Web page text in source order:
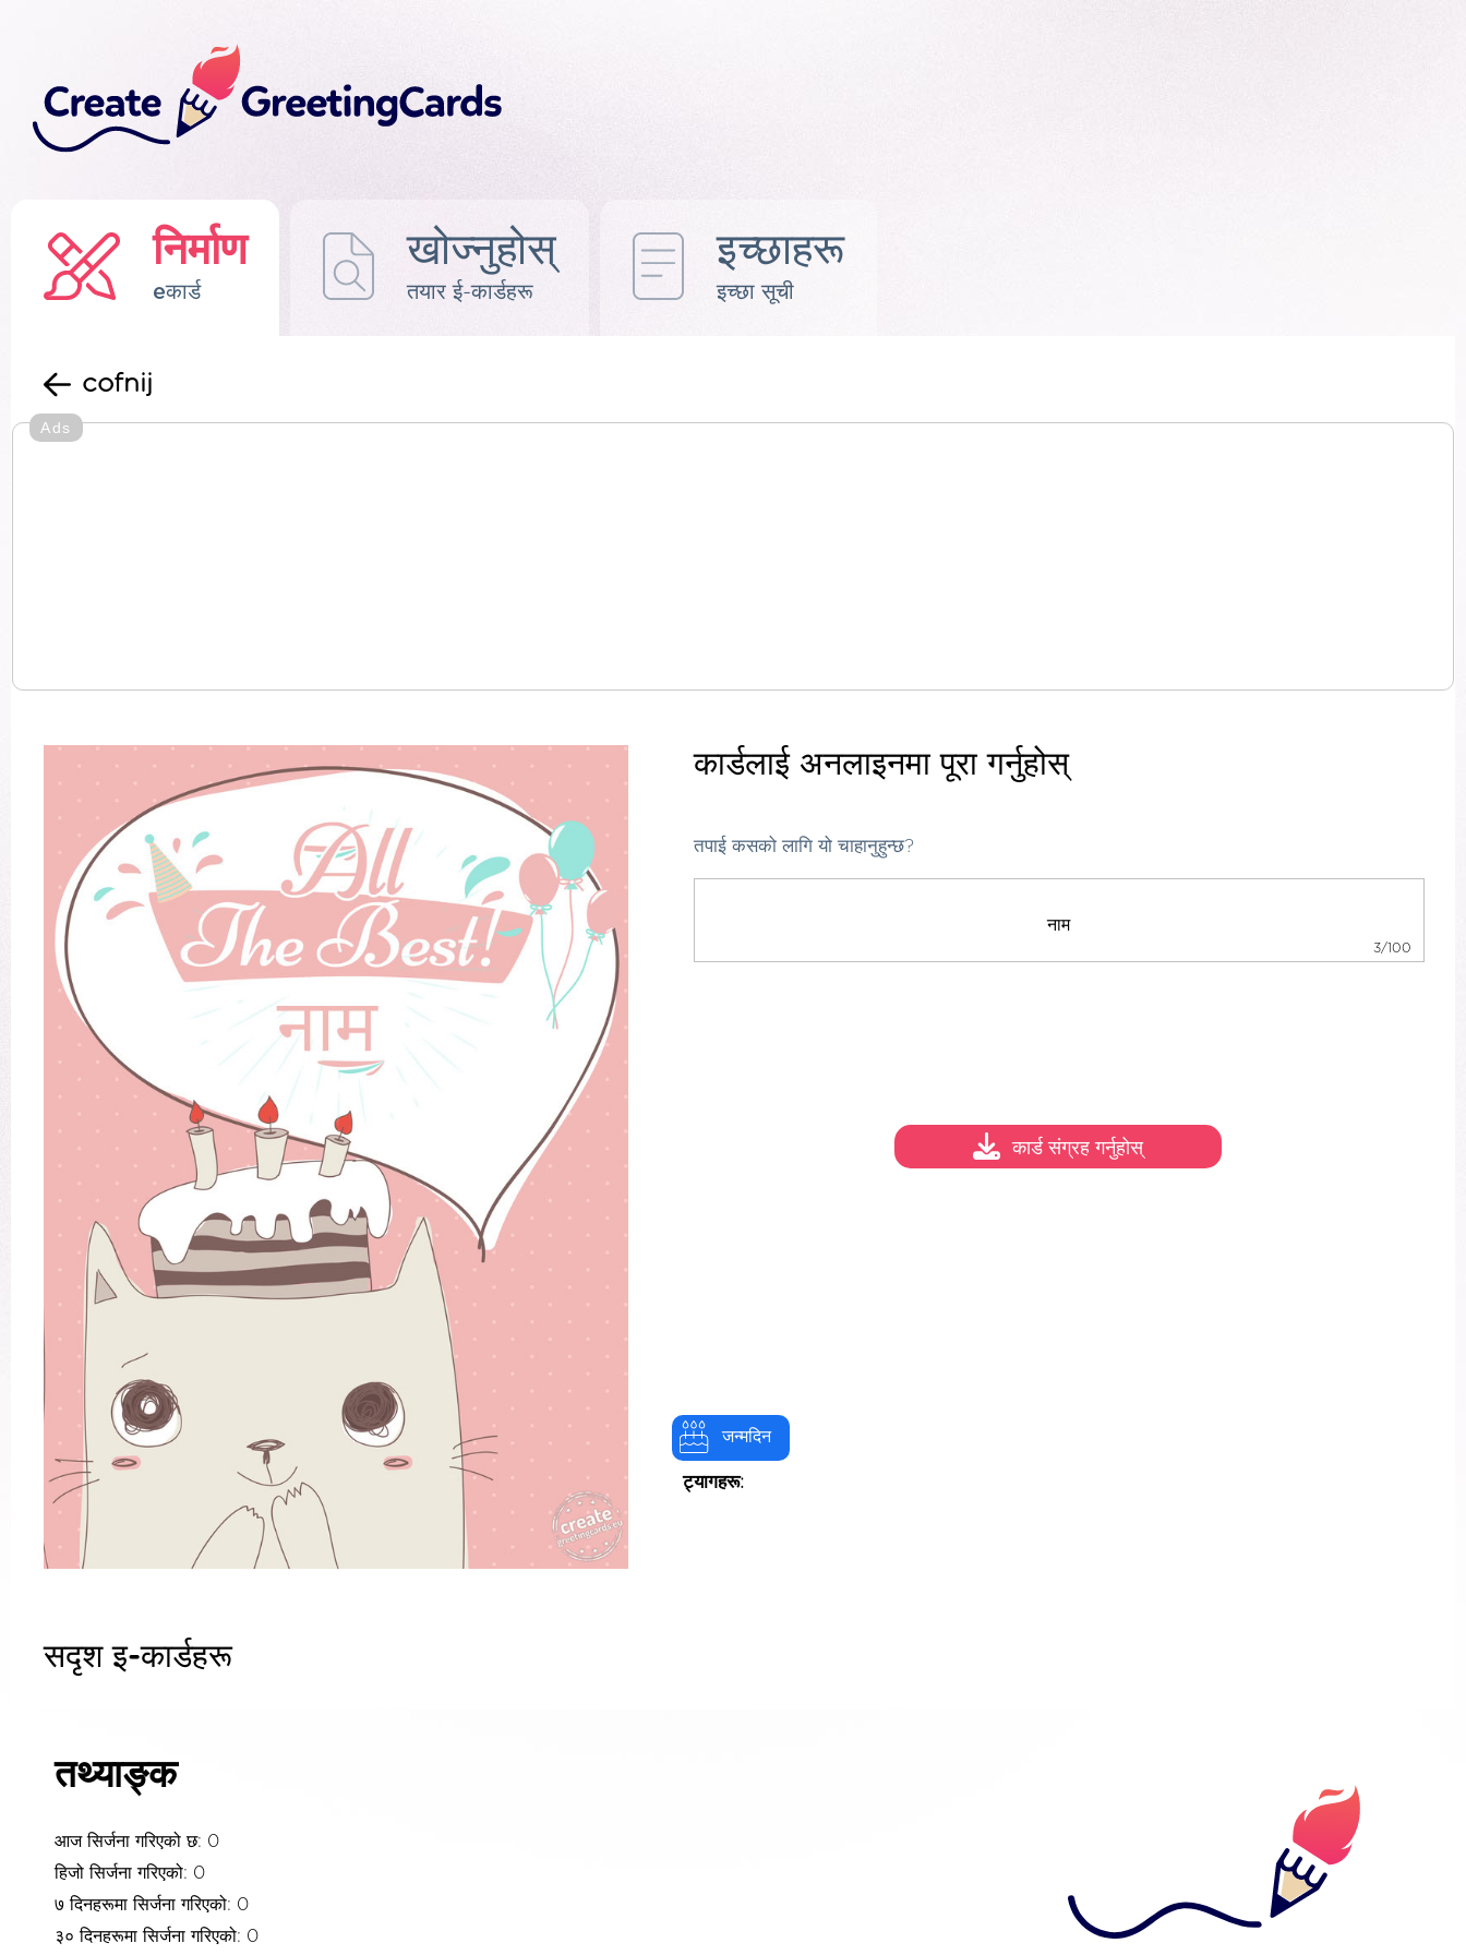
निर्माण
eकार्ड
खोज्नुहोस्
तयार ई-कार्डहरू
इच्छाहरू
इच्छा सूची
cofnij
Ads
कार्डलाई अनलाइनमा पूरा गर्नुहोस्
तपाई कसको लागि यो चाहानुहुन्छ?
3/100
जन्मदिन
ट्यागहरू:
कार्ड संग्रह गर्नुहोस्
सदृश इ-कार्डहरू
तथ्याङ्क
आज सिर्जना गरिएको छ: 0
हिजो सिर्जना गरिएको: 0
७ दिनहरूमा सिर्जना गरिएको: 0
३० दिनहरूमा सिर्जना गरिएको: 0